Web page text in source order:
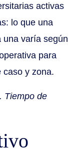
activas
lo que una
una varía según
para
caso y zona.
Tiempo de